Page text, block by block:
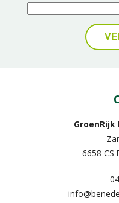
GroenRijk
6658 CS